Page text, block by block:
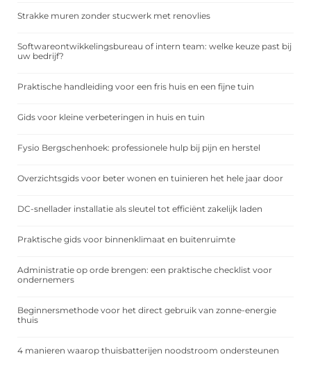
Strakke muren zonder stucwerk met renovlies
Softwareontwikkelingsbureau of intern team: welke keuze past bij
uw bedrijf?
Praktische handleiding voor een fris huis en een fijne tuin
Gids voor kleine verbeteringen in huis en tuin
Fysio Bergschenhoek: professionele hulp bij pijn en herstel
Overzichtsgids voor beter wonen en tuinieren het hele jaar door
DC-snellader installatie als sleutel tot efficiënt zakelijk laden
Praktische gids voor binnenklimaat en buitenruimte
Administratie op orde brengen: een praktische checklist voor
ondernemers
Beginnersmethode voor het direct gebruik van zonne-energie
thuis
4 manieren waarop thuisbatterijen noodstroom ondersteunen